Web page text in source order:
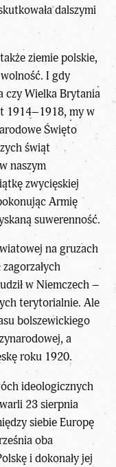
dalszymi
ziemie polskie,
I gdy
czy Wielka Brytania
1914–1918, my w
Święto
świąt
naszym
zwycięskiej
Armię
suwerenność.
na gruzach
w Niemczech –
terytorialnie. Ale
bolszewickiego
a
roku 1920.
ideologicznych
23 sierpnia
siebie Europę
oba
i dokonały jej